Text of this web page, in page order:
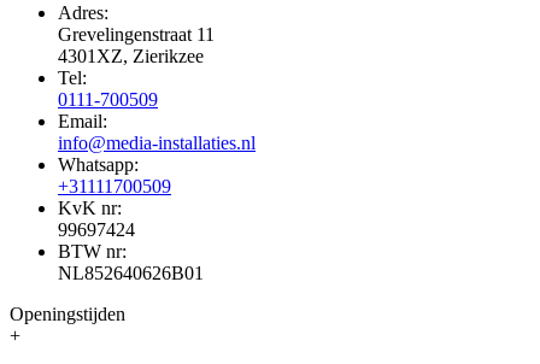
Adres:
Grevelingenstraat 11
4301XZ, Zierikzee
Tel:
0111-700509
Email:
info@media-installaties.nl
Whatsapp:
+31111700509
KvK nr:
99697424
BTW nr:
NL852640626B01
Openingstijden
+